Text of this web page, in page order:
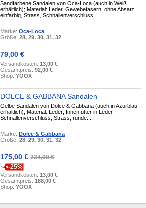
Sandfarbene Sandalen von Oca-Loca (auch in Weiß
erhältlich); Material: Leder, Gewebefasern; ohne Absatz,
einfarbig, Strass, Schnallenverschluss,...
Marke:Oca-Loca
Größe:28, 29, 30, 31, 32
79,00 €
Versandkosten:13,00 €
Gesamtpreis:92,00 €
Shop:YOOX
DOLCE & GABBANA Sandalen
Gelbe Sandalen von Dolce & Gabbana (auch in Azurblau
erhältlich); Material: Leder; Innenfutter in Leder,
Schnallenverschluss, Strass, runde...
Marke: Dolce & Gabbana
Größe:28, 29, 30, 31, 32
175,00 €234,00 €
-25%
Versandkosten:13,00 €
Gesamtpreis:188,00 €
Shop:YOOX